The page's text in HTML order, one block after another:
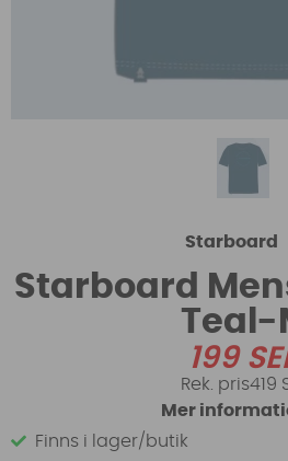
Starboard
Starboard
Teal-
199
419
Mer
Finns i lager/butik